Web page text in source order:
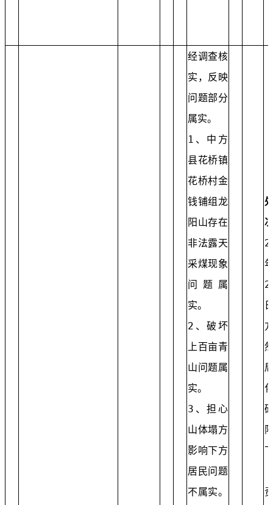
经调查核
实，反映
问题部分
属实。
1、中方
县花桥镇
花桥村金
钱铺组龙
阳山存在
非法露天
采煤现象
问题属
实。
2、破坏
上百亩青
山问题属
实。
3、担心
山体塌方
影响下方
居民问题
不属实。